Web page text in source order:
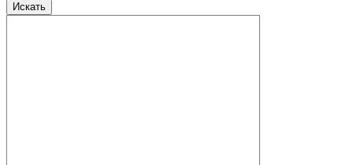
Искать